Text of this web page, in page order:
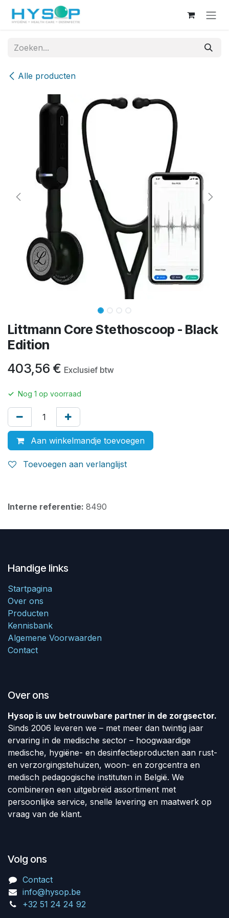
Overslaan naar inhoud
Alle producten
Littmann Core Stethoscoop - Black
Edition
403,56 € Exclusief btw
✓ Nog 1 op voorraad
Aan winkelmandje toevoegen
Toevoegen aan verlanglijst
Interne referentie: 8490
Handige links
Startpagina
Over ons
Producten
Kennisbank
Algemene Voorwaarden
Contact
Over ons
Hysop is uw betrouwbare partner in de zorgsector.
Sinds 2006 leveren we – met meer dan twintig jaar
ervaring in de medische sector – hoogwaardige
medische, hygiëne- en desinfectieproducten aan rust-
en verzorgingstehuizen, woon- en zorgcentra en
medisch pedagogische instituten in België. We
combineren een uitgebreid assortiment met
persoonlijke service, snelle levering en maatwerk op
vraag van de klant.
Volg ons
Contact
info@hysop.be
+32 51 24 24 92